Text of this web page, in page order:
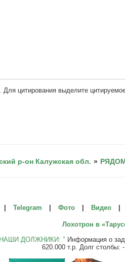
Для цитирования выделите
р-он Калужская обл. » РЯДОМ
| Telegram | Фото | Видео |
Лохотрон в
ДОЛЖНИКИ: " Информация о
620.000 т.р. Долг столбы: